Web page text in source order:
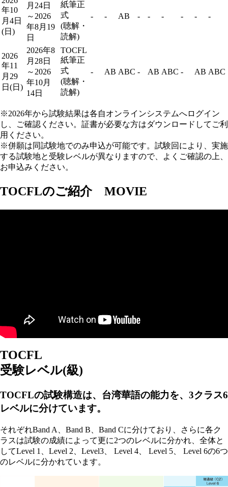
年10
月4日
(日)
月24日
～2026
年8月19
日
紙筆正
式
(聴解・
読解)
- - AB - - - - - -
2026
年11
月29
日(日)
2026年8
月28日
～2026
年10月
14日
TOCFL
紙筆正
式
(聴解・
読解)
- AB ABC - AB ABC - AB ABC
※2026年から試験結果は各自オンラインシステムへログイン
し、ご確認ください。証書が必要な方はダウンロードしてご利
用ください。
※併願は同試験地でのみ申込が可能です。試験回により、実施
する試験地と受験レベルが異なりますので、よくご確認の上、
お申込みください。
TOCFLのご紹介 MOVIE
TOCFL
受験レベル(級)
TOCFLの試験構造は、 台湾華語の能力を、 3クラス6
レベルに分けています。
それぞれBand A、Band B、Band Cに分けており、
さらに各ク
ラスは試験の成績によって更に2つのレベルに分かれ、 全体と
してLevel 1、Level 2、 Level3、 Level 4、 Level 5、 Level 6の6つ
のレベルに分かれています。